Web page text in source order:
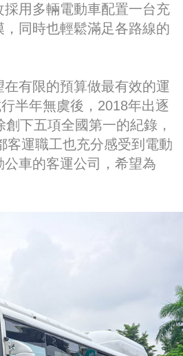
用多輛電動車配置一台充
同時也輕鬆滿足各路線的
有限的預算做最有效的運
半年無虞後，2018年出逐
下五項全國第一的紀錄，
客運職工也充分感受到電動
車的客運公司，希望為